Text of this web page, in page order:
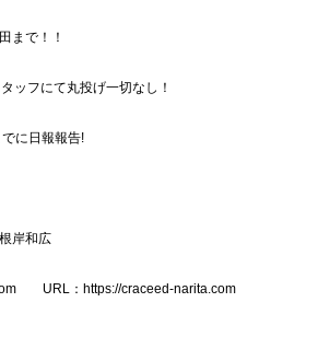
まで！！
ッフにて丸投げ一切なし！
に日報報告!
岸和広
URL：https://craceed-narita.com